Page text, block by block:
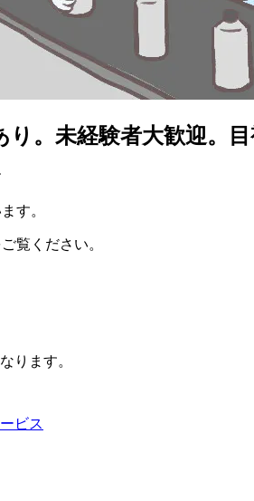
り。未経験者大歓迎。
す。
覧ください。
ります。
ビス